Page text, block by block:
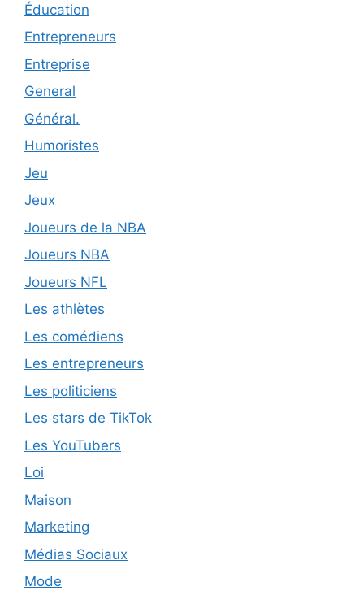
Éducation
Entrepreneurs
Entreprise
General
Général.
Humoristes
Jeu
Jeux
Joueurs de la NBA
Joueurs NBA
Joueurs NFL
Les athlètes
Les comédiens
Les entrepreneurs
Les politiciens
Les stars de TikTok
Les YouTubers
Loi
Maison
Marketing
Médias Sociaux
Mode